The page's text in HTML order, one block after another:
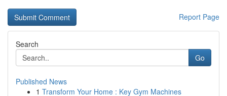
Report Page
Search
Go
Published News
1 Transform Your Home : Key Gym Machines